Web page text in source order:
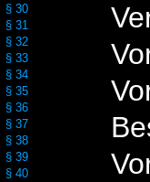
§ 30
§ 31
§ 32
§ 33
§ 34
§ 35
§ 36
§ 37
§ 38
§ 39
§ 40